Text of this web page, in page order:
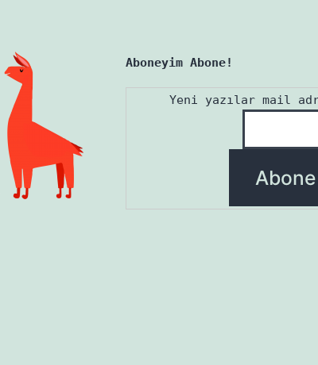
Aboneyim Abone!
Yeni yazılar mail